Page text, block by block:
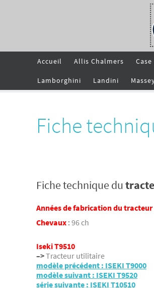
Accueil Allis Chalmers Case
Lamborghini Landini
Fiche
Fiche technique du
Années de fabrication du tracteur
Chevaux : 96 ch
Iseki T9510
–>Tracteur utilitaire
modèle précédent : ISEKI T9000
modèle suivant : ISEKI T9520
série suivante : ISEKI T10510